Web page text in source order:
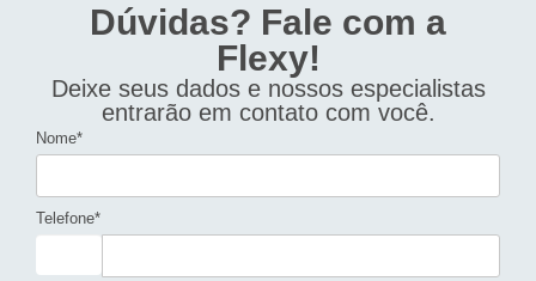
Dúvidas? Fale com a
Flexy!
Deixe seus dados e nossos especialistas
entrarão em contato com você.
Nome*
Telefone*